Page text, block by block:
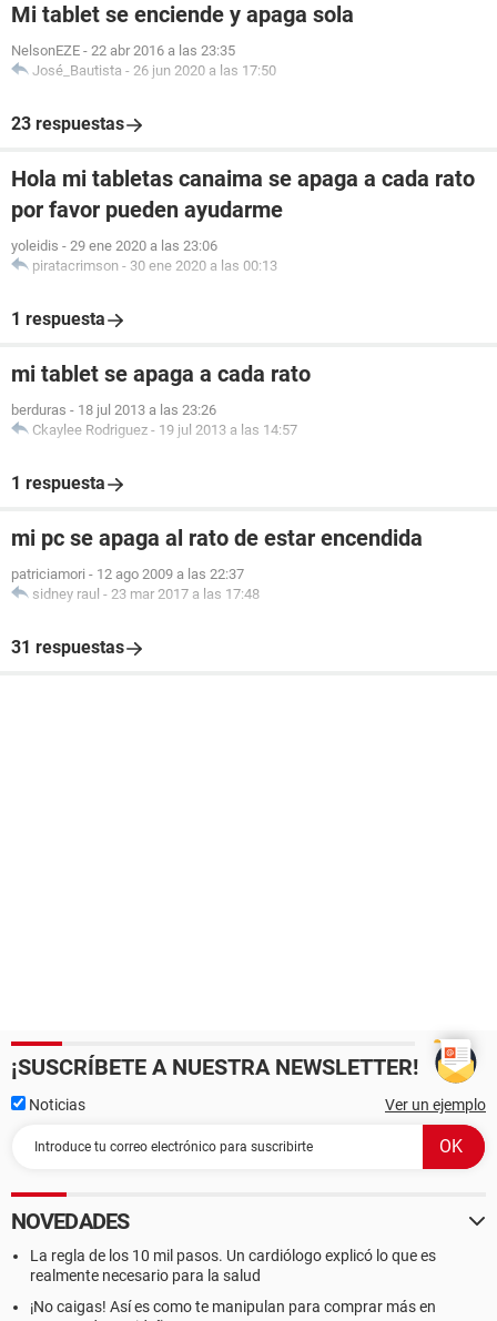
Mi tablet se enciende y apaga sola
NelsonEZE - 22 abr 2016 a las 23:35
José_Bautista - 26 jun 2020 a las 17:50
23 respuestas
Hola mi tabletas canaima se apaga a cada rato
por favor pueden ayudarme
yoleidis - 29 ene 2020 a las 23:06
piratacrimson - 30 ene 2020 a las 00:13
1 respuesta
mi tablet se apaga a cada rato
berduras - 18 jul 2013 a las 23:26
Ckaylee Rodriguez - 19 jul 2013 a las 14:57
1 respuesta
mi pc se apaga al rato de estar encendida
patriciamori - 12 ago 2009 a las 22:37
sidney raul - 23 mar 2017 a las 17:48
31 respuestas
¡SUSCRÍBETE A NUESTRA NEWSLETTER!
Noticias Ver un ejemplo
NOVEDADES
La regla de los 10 mil pasos. Un cardiólogo explicó lo que es
realmente necesario para la salud
¡No caigas! Así es como te manipulan para comprar más en